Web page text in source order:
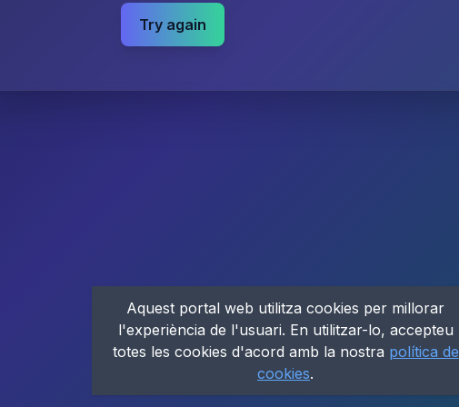
Try again
Aquest portal web utilitza cookies per millorar
l'experiència de l'usuari. En utilitzar-lo, accepteu
totes les cookies d'acord amb la nostra política de
cookies.